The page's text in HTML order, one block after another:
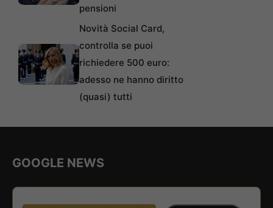
pensioni
Novità Social Card,
controlla se puoi
richiedere 500 euro:
adesso ne hanno diritto
(quasi) tutti
GOOGLE NEWS